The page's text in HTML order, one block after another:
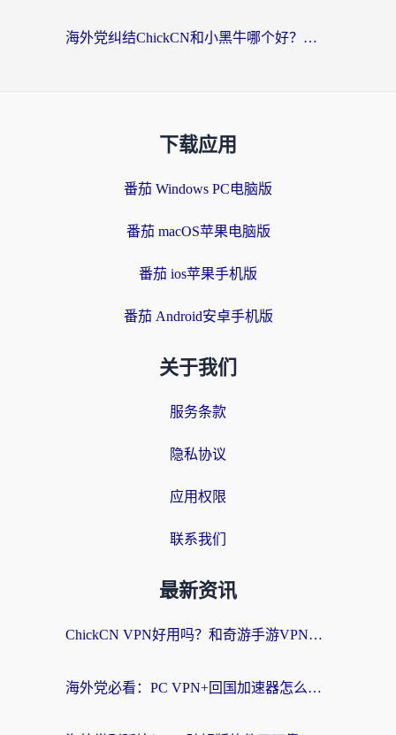
海外党纠结ChickCN和小黑牛哪个好？一篇帮你选对回国加速器的实用指南
下载应用
番茄 Windows PC电脑版
番茄 macOS苹果电脑版
番茄 ios苹果手机版
番茄 Android安卓手机版
关于我们
服务条款
隐私协议
应用权限
联系我们
最新资讯
ChickCN VPN好用吗？和奇游手游VPN对比哪个回国效果更好？海外党亲测实用指南
海外党必看：PC VPN+回国加速器怎么选？无缝访问国内资源全攻略